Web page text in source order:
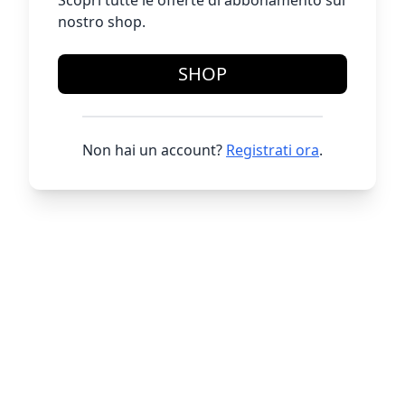
nostro shop.
SHOP
Non hai un account? Registrati ora.